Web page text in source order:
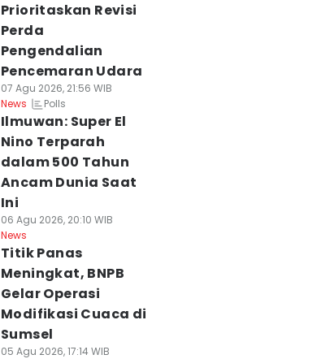
Prioritaskan Revisi
Perda
Pengendalian
Pencemaran Udara
07 Agu 2026, 21:56 WIB
News
Polls
Ilmuwan: Super El
Nino Terparah
dalam 500 Tahun
Ancam Dunia Saat
Ini
06 Agu 2026, 20:10 WIB
News
Titik Panas
Meningkat, BNPB
Gelar Operasi
Modifikasi Cuaca di
Sumsel
05 Agu 2026, 17:14 WIB